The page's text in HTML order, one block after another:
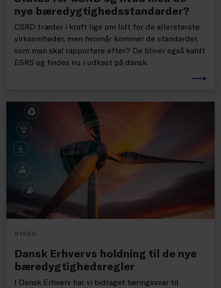
nye bæredygtighedsstandarder?
CSRD træder i kraft lige om lidt for de allerstørste
virksomheder, men hvornår kommer de standarder,
som man skal rapportere efter? De bliver også kaldt
ESRS og findes nu i udkast på dansk.
NYHED
Dansk Erhvervs holdning til de nye
bæredygtighedsregler
I Dansk Erhverv har vi bidraget høringssvar til